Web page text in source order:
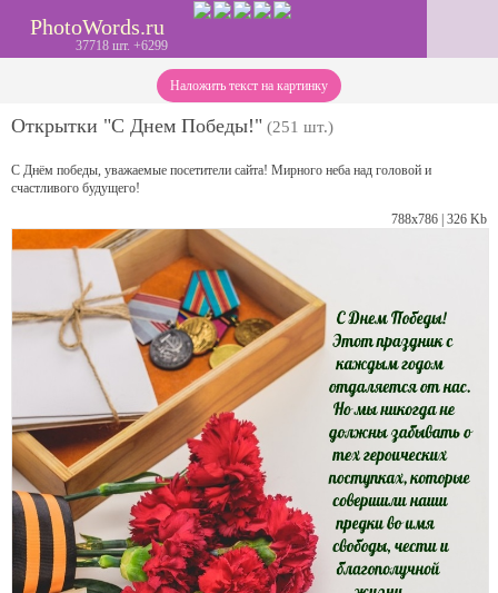
PhotoWords.ru
37718 шт. +6299
Наложить текст на картинку
Открытки "С Днем Победы!" (251 шт.)
С Днём победы, уважаемые посетители сайта! Мирного неба над головой и
счастливого будущего!
788х786 | 326 Kb